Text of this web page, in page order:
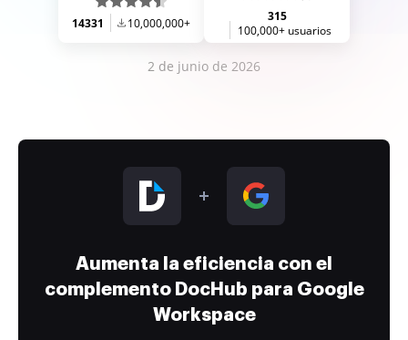
14331 10,000,000+
315
100,000+ usuarios
2 de junio de 2026
Aumenta la eficiencia con el
complemento DocHub para Google
Workspace